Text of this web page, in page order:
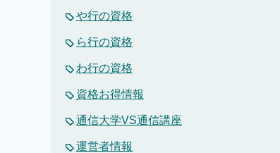
や行の資格
ら行の資格
わ行の資格
資格お得情報
通信大学VS通信講座
運営者情報